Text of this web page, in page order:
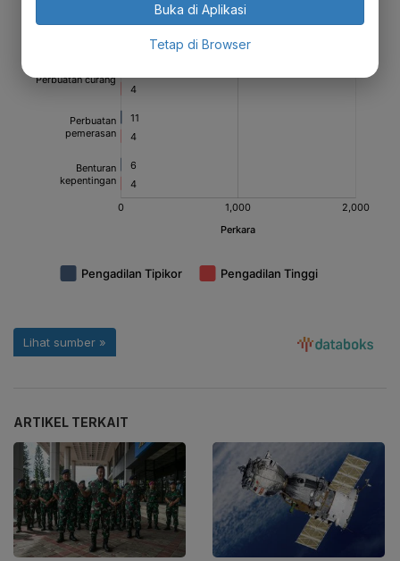
ARTIKEL TERKAIT
Buka di Aplikasi
Tetap di Browser